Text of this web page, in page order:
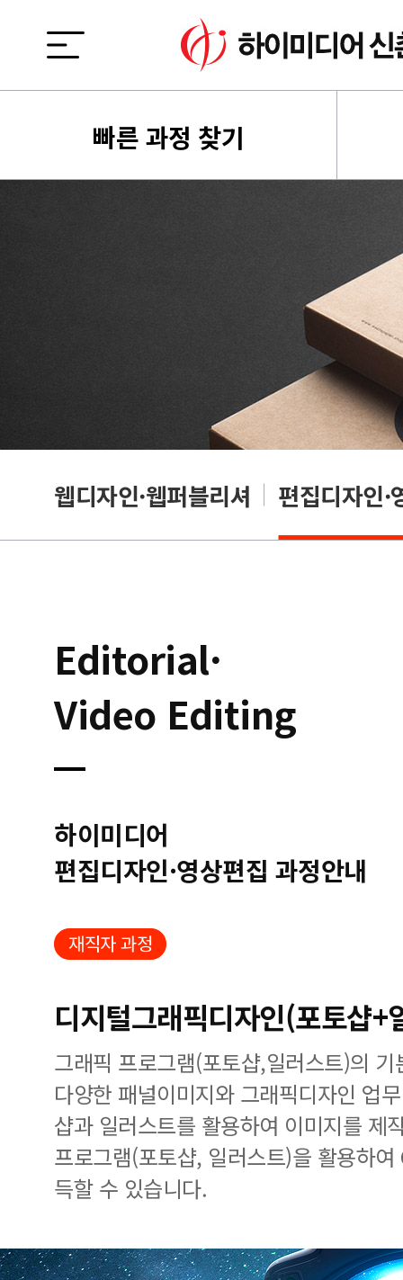
빠른 과정 찾기
웹디자인·웹퍼블리셔 편집디자인·
Editorial·
Video Editing
하이미디어
편집디자인·영상편집 과정안내
재직자 과정
디지털그래픽디자인(포토샵+
그래픽 프로그램(포토샵,일러스트)의
다양한 패널이미지와 그래픽디자인 업
샵과 일러스트를 활용하여 이미지를 제
프로그램(포토샵, 일러스트)을 활용하
득할 수 있습니다.